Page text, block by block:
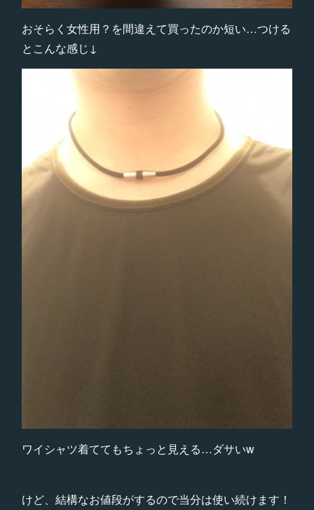
おそらく女性用？を間違えて買ったのか短い…つける
とこんな感じ↓
ワイシャツ着ててもちょっと見える…ダサいw
けど、結構なお値段がするので当分は使い続けます！